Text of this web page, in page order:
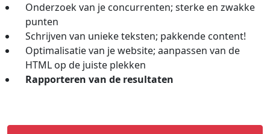
Onderzoek van je concurrenten; sterke en zwakke
punten
Schrijven van unieke teksten; pakkende content!
Optimalisatie van je website; aanpassen van de
HTML op de juiste plekken
Rapporteren van de resultaten